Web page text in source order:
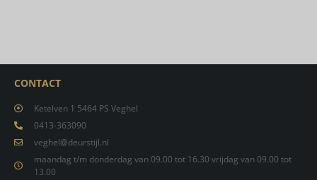
CONTACT
Ketelven 1 5464 PS Veghel
0413-363090
veghel@deurstijl.nl
maandag t/m donderdag van 09.00 tot 16.30 vrijdag van 09.00 tot
13.00